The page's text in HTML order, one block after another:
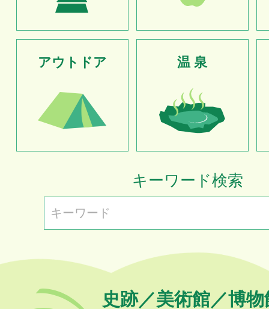
アウトドア 温 泉
キーワード検索
史跡／美術館／博物